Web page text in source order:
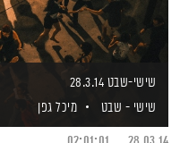
שישי-שבט 28.3.14
שישי - שבט
מיכל גפן